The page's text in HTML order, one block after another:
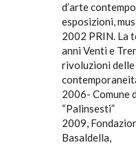
d’arte
esposizioni,
2002 PRIN. La
anni Venti e
rivoluzioni delle
2006- Comune
“Palinsesti”
2009,
Basaldella,